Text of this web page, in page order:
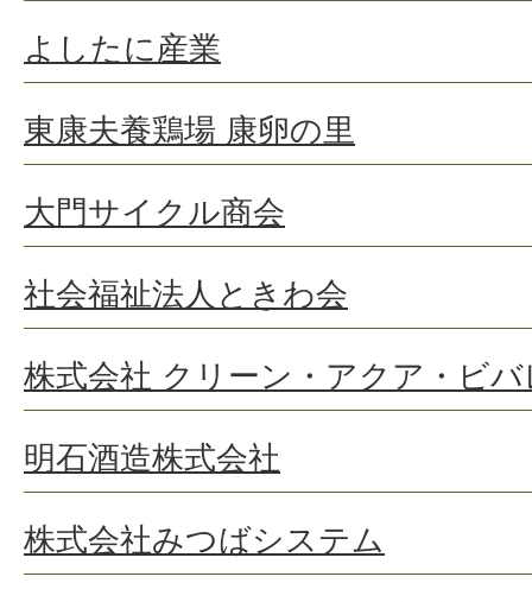
よしたに産業
東康夫養鶏場 康卵の里
大門サイクル商会
社会福祉法人ときわ会
株式会社 クリーン・アクア・ビ
明石酒造株式会社
株式会社みつばシステム